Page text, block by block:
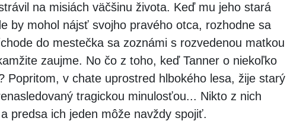
na misiách väčšinu života. Keď mu jeho stará
by mohol nájsť svojho pravého otca, rozhodne sa
do mestečka sa zoznámi s rozvedenou matkou
zaujme. No čo z toho, keď Tanner o niekoľko
Popritom, v chate uprostred hlbokého lesa, žije starý
tragickou minulosťou... Nikto z nich
predsa ich jeden môže navždy spojiť.